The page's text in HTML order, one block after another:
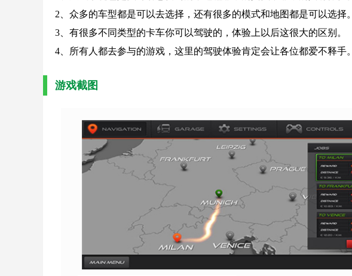
2、众多的车型都是可以去选择，还有很多的模式和地图都是可以选择。
3、有很多不同类型的卡车你可以驾驶的，体验上以后这很大的区别。
4、所有人都去参与的游戏，这里的驾驶体验肯定会让各位都爱不释手。
游戏截图